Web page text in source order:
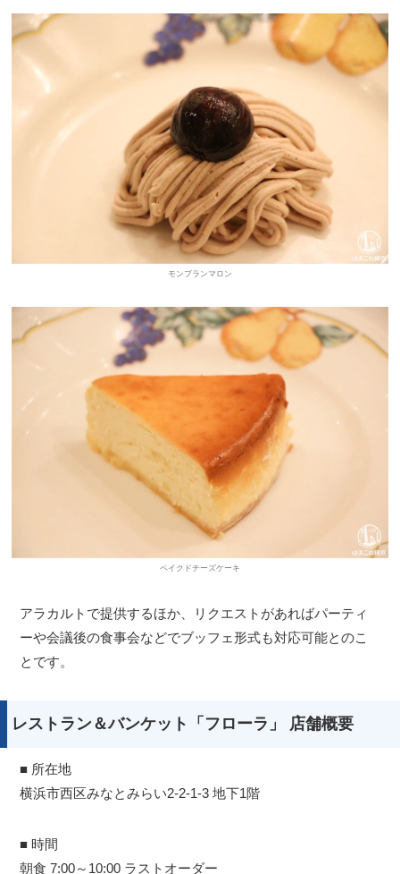
モンブランマロン
ベイクドチーズケーキ
アラカルトで提供するほか、リクエストがあればパーティ
ーや会議後の食事会などでブッフェ形式も対応可能とのこ
とです。
レストラン＆バンケット「フローラ」 店舗概要
■ 所在地
横浜市西区みなとみらい2-2-1-3 地下1階
■ 時間
朝食 7:00～10:00 ラストオーダー